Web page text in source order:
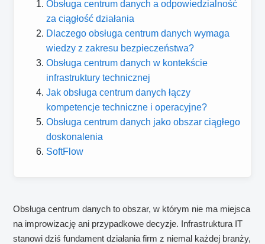
Obsługa centrum danych a odpowiedzialność
za ciągłość działania
Dlaczego obsługa centrum danych wymaga
wiedzy z zakresu bezpieczeństwa?
Obsługa centrum danych w kontekście
infrastruktury technicznej
Jak obsługa centrum danych łączy
kompetencje techniczne i operacyjne?
Obsługa centrum danych jako obszar ciągłego
doskonalenia
SoftFlow
Obsługa centrum danych to obszar, w którym nie ma miejsca
na improwizację ani przypadkowe decyzje. Infrastruktura IT
stanowi dziś fundament działania firm z niemal każdej branży,